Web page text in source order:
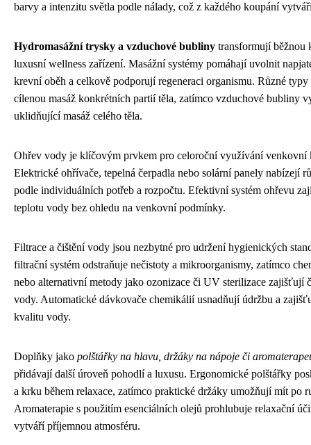
barvy a intenzitu světla podle nálady, což z každého koupání
Hydromasážní trysky a vzduchové bubliny transformují běžnou
luxusní wellness zařízení. Masážní systémy pomáhají uvolnit
krevní oběh a celkově podporují regeneraci organismu. Různé
cílenou masáž konkrétních partií těla, zatímco vzduchové bubliny
uklidňující masáž celého těla.
Ohřev vody je klíčovým prvkem pro celoroční využívání venkovní
Elektrické ohřívače, tepelná čerpadla nebo solární panely nabízejí
podle individuálních potřeb a rozpočtu. Efektivní systém ohřevu
teplotu vody bez ohledu na venkovní podmínky.
Filtrace a čištění vody jsou nezbytné pro udržení hygienických
filtrační systém odstraňuje nečistoty a mikroorganismy, zatímco
nebo alternativní metody jako ozonizace či UV sterilizace zajišťují
vody. Automatické dávkovače chemikálií usnadňují údržbu a
kvalitu vody.
Doplňky jako polštářky na hlavu, držáky na nápoje či
přidávají další úroveň pohodlí a luxusu. Ergonomické polštářky
a krku během relaxace, zatímco praktické držáky umožňují mít po
Aromaterapie s použitím esenciálních olejů prohlubuje relaxační
vytváří příjemnou atmosféru.